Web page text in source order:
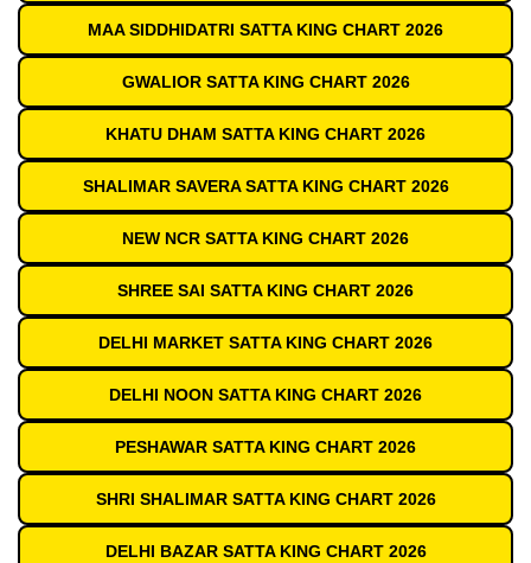
MAA SIDDHIDATRI SATTA KING CHART 2026
GWALIOR SATTA KING CHART 2026
KHATU DHAM SATTA KING CHART 2026
SHALIMAR SAVERA SATTA KING CHART 2026
NEW NCR SATTA KING CHART 2026
SHREE SAI SATTA KING CHART 2026
DELHI MARKET SATTA KING CHART 2026
DELHI NOON SATTA KING CHART 2026
PESHAWAR SATTA KING CHART 2026
SHRI SHALIMAR SATTA KING CHART 2026
DELHI BAZAR SATTA KING CHART 2026